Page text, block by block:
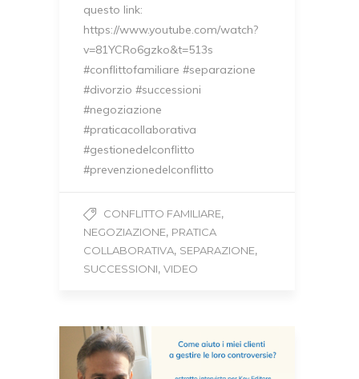
questo link:
https://www.youtube.com/watch?
v=81YCRo6gzko&t=513s
#conflittofamiliare #separazione
#divorzio #successioni
#negoziazione
#praticacollaborativa
#gestionedelconflitto
#prevenzionedelconflitto
CONFLITTO FAMILIARE,
NEGOZIAZIONE, PRATICA
COLLABORATIVA, SEPARAZIONE,
SUCCESSIONI, VIDEO